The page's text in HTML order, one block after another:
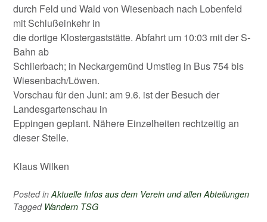
durch Feld und Wald von Wiesenbach nach Lobenfeld
mit Schlußeinkehr in
die dortige Klostergaststätte. Abfahrt um 10:03 mit der S-
Bahn ab
Schlierbach; in Neckargemünd Umstieg in Bus 754 bis
Wiesenbach/Löwen.
Vorschau für den Juni: am 9.6. ist der Besuch der
Landesgartenschau in
Eppingen geplant. Nähere Einzelheiten rechtzeitig an
dieser Stelle.
Klaus Wilken
Posted inAktuelle Infos aus dem Verein und allen Abteilungen
Tagged Wandern TSG